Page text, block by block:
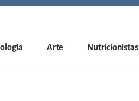
Arte Nutricionistas